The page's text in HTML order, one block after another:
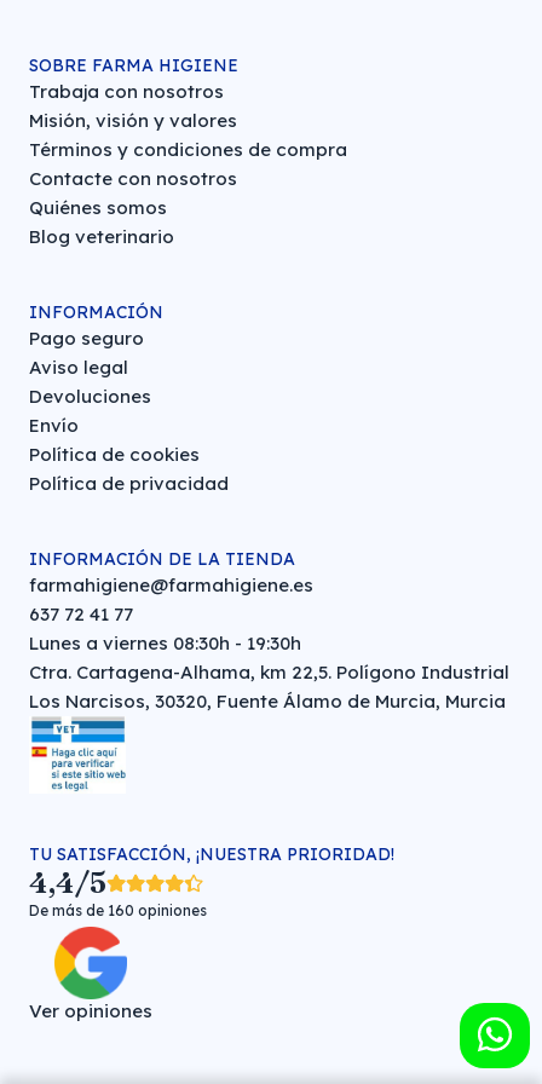
SOBRE FARMA HIGIENE
Trabaja con nosotros
Misión, visión y valores
Términos y condiciones de compra
Contacte con nosotros
Quiénes somos
Blog veterinario
INFORMACIÓN
Pago seguro
Aviso legal
Devoluciones
Envío
Política de cookies
Política de privacidad
INFORMACIÓN DE LA TIENDA
farmahigiene@farmahigiene.es
637 72 41 77
Lunes a viernes 08:30h - 19:30h
Ctra. Cartagena-Alhama, km 22,5. Polígono Industrial
Los Narcisos, 30320, Fuente Álamo de Murcia, Murcia
TU SATISFACCIÓN, ¡NUESTRA PRIORIDAD!
4,4/5
De más de 160 opiniones
Ver opiniones